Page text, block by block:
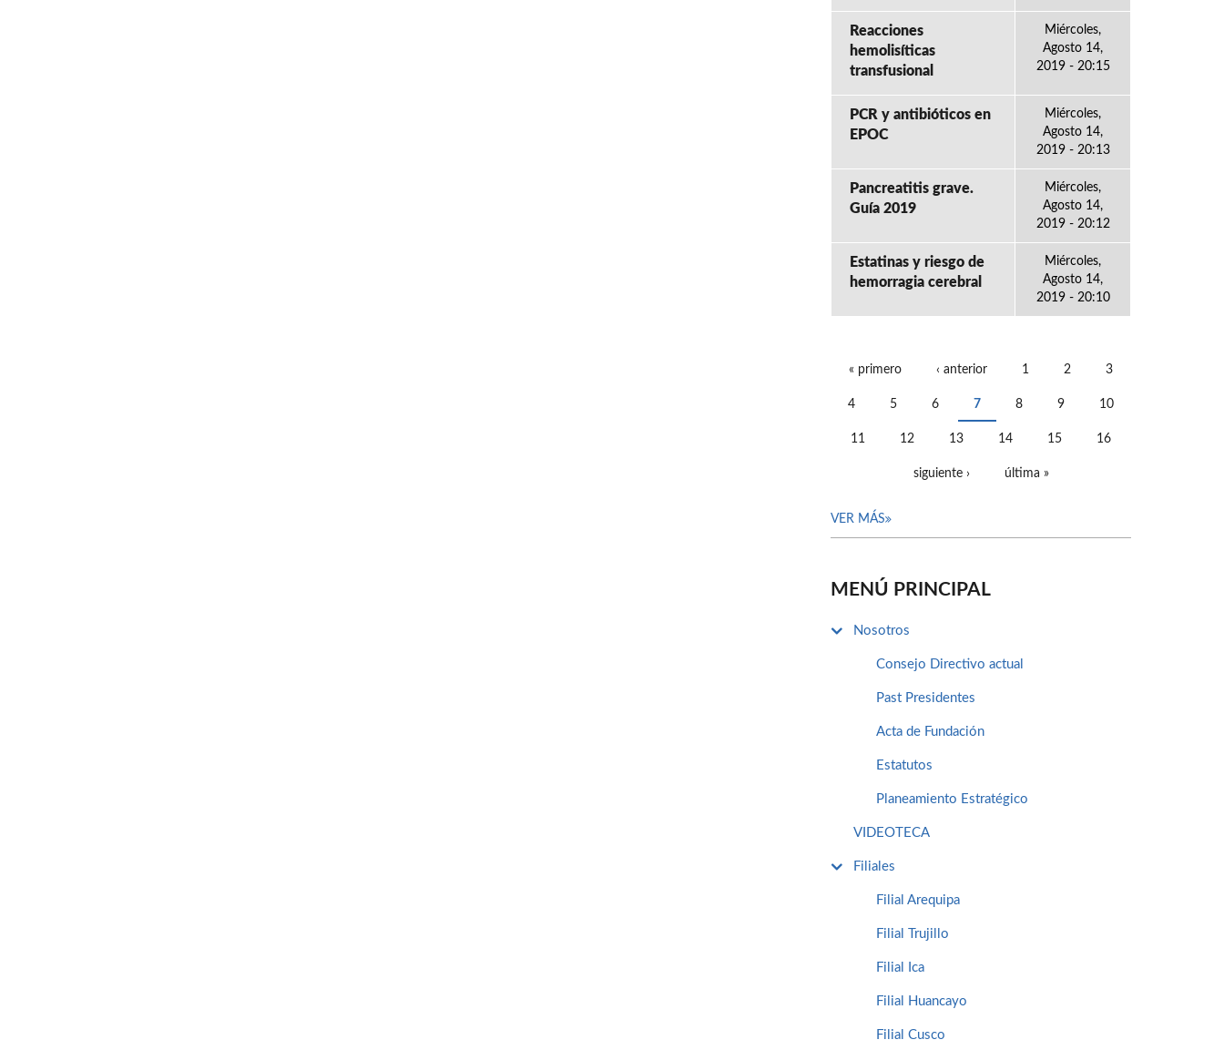
Reacciones
hemolisíticas
transfusional
Miércoles,
Agosto 14,
2019 - 20:15
PCR y antibióticos en
EPOC
Miércoles,
Agosto 14,
2019 - 20:13
Pancreatitis grave.
Guía 2019
Miércoles,
Agosto 14,
2019 - 20:12
Estatinas y riesgo de
hemorragia cerebral
Miércoles,
Agosto 14,
2019 - 20:10
« primero ‹ anterior 1 2 3
4 5 6 7 8 9 10
11 12 13 14 15 16
siguiente › última »
VER MÁS
MENÚ PRINCIPAL
Nosotros
Consejo Directivo actual
Past Presidentes
Acta de Fundación
Estatutos
Planeamiento Estratégico
VIDEOTECA
Filiales
Filial Arequipa
Filial Trujillo
Filial Ica
Filial Huancayo
Filial Cusco